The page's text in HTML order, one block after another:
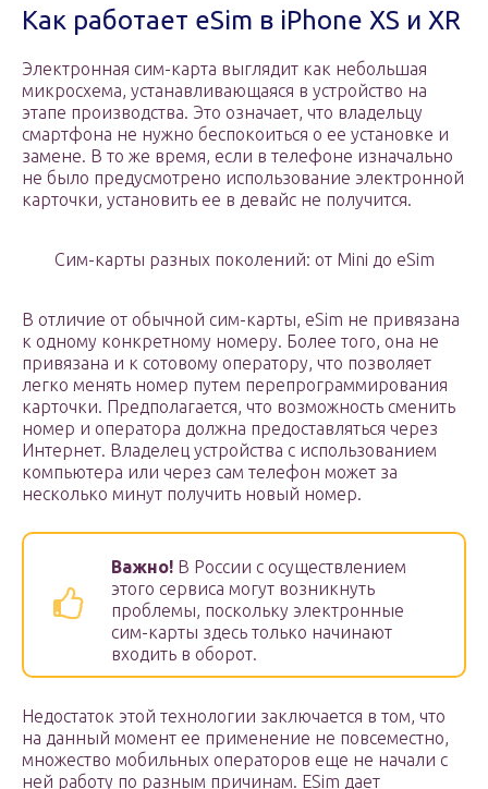
Как работает eSim в iPhone XS и XR
Электронная сим-карта выглядит как небольшая
микросхема, устанавливающаяся в устройство на
этапе производства. Это означает, что владельцу
смартфона не нужно беспокоиться о ее установке и
замене. В то же время, если в телефоне изначально
не было предусмотрено использование электронной
карточки, установить ее в девайс не получится.
Сим-карты разных поколений: от Mini до eSim
В отличие от обычной сим-карты, eSim не привязана
к одному конкретному номеру. Более того, она не
привязана и к сотовому оператору, что позволяет
легко менять номер путем перепрограммирования
карточки. Предполагается, что возможность сменить
номер и оператора должна предоставляться через
Интернет. Владелец устройства с использованием
компьютера или через сам телефон может за
несколько минут получить новый номер.
Важно! В России с осуществлением
этого сервиса могут возникнуть
проблемы, поскольку электронные
сим-карты здесь только начинают
входить в оборот.
Недостаток этой технологии заключается в том, что
на данный момент ее применение не повсеместно,
множество мобильных операторов еще не начали с
ней работу по разным причинам. ESim дает